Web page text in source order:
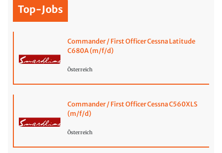
Top-Jobs
Commander / First Officer Cessna Latitude
C680A (m/f/d)
Österreich
Commander / First Officer Cessna C560XLS
(m/f/d)
Österreich